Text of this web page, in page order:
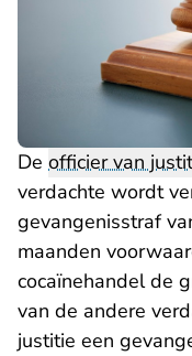
De officier van
verdachte wordt
gevangenisstraf
maanden
cocaïnehandel de
van de andere
justitie een